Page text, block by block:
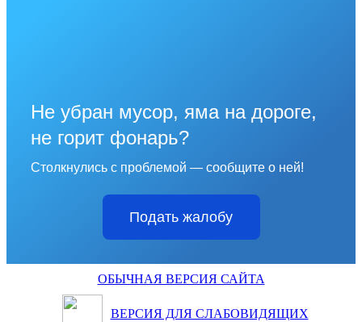
Не убран мусор, яма на дороге,
не горит фонарь?
Столкнулись с проблемой — сообщите о ней!
Подать жалобу
ОБЫЧНАЯ ВЕРСИЯ САЙТА
ВЕРСИЯ ДЛЯ СЛАБОВИДЯЩИХ